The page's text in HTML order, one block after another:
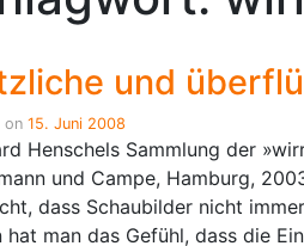
und
on 15. Juni 2008
Henschels Sammlung der
und Campe, Hamburg,
dass Schaubilder nicht
hat man das Gefühl, dass die